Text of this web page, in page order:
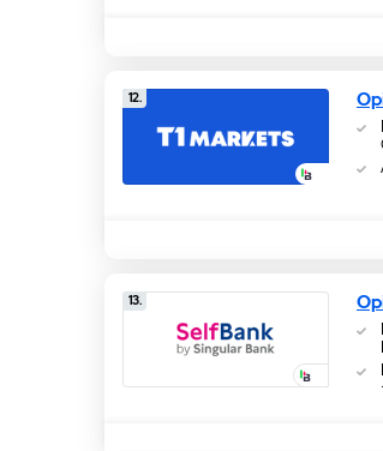
12.
13.